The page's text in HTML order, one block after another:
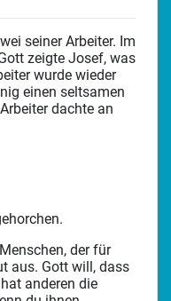
seiner Arbeiter. Im
zeigte Josef, was
wurde wieder
einen seltsamen
dachte an
der für
aus. Gott will, dass
anderen die